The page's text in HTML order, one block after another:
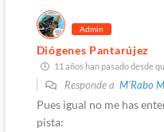
Admin
Diógenes Pantarújez
11 años han pasado desde
Responde a M'Rabo
Pues igual no me has
pista: